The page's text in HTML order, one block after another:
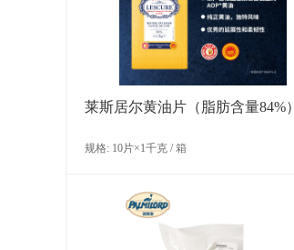
LA ROSE NOIRE 丹麦酥精选装A
莱斯居尔黄油片（脂肪含量84%）
规格: 10片×1千克 / 箱